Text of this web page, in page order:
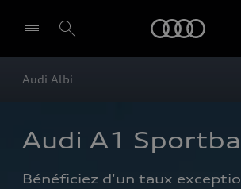
Audi Albi
Audi A1
Bénéficiez d'un taux